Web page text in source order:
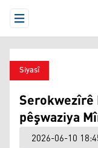
Open Menu
Siyasî
pêşwaziya
2026-06-10